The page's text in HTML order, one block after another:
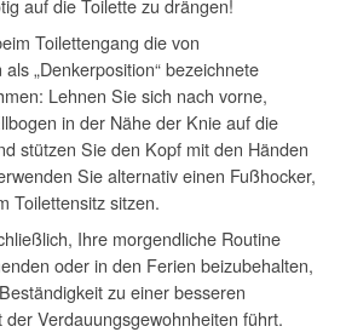
auf die Toilette zu drängen!
Toilettengang die von
„Denkerposition“ bezeichnete
Lehnen Sie sich nach vorne,
in der Nähe der Knie auf die
stützen Sie den Kopf mit den Händen
Sie alternativ einen Fußhocker,
Toilettensitz sitzen.
Ihre morgendliche Routine
oder in den Ferien beizubehalten,
zu einer besseren
Verdauungsgewohnheiten führt.